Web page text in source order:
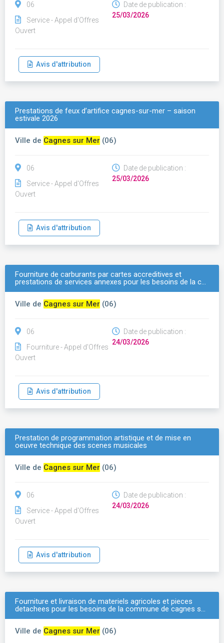
06
Service - Appel d'Offres
Ouvert
Date de publication :
25/03/2026
Avis d'attribution
Prestations de feux d’artifice cagnes-sur-mer – saison
estivale 2026
Ville de Cagnes sur Mer (06)
06
Service - Appel d'Offres
Ouvert
Date de publication :
25/03/2026
Avis d'attribution
Fourniture de carburants par cartes accreditives et
prestations de services annexes pour les besoins de la c…
Ville de Cagnes sur Mer (06)
06
Fourniture - Appel d'Offres
Ouvert
Date de publication :
24/03/2026
Avis d'attribution
Prestation de programmation artistique et de mise en
oeuvre technique des scenes musicales
Ville de Cagnes sur Mer (06)
06
Service - Appel d'Offres
Ouvert
Date de publication :
24/03/2026
Avis d'attribution
Fourniture et livraison de materiels agricoles et pieces
detachees pour les besoins de la commune de cagnes s…
Ville de Cagnes sur Mer (06)